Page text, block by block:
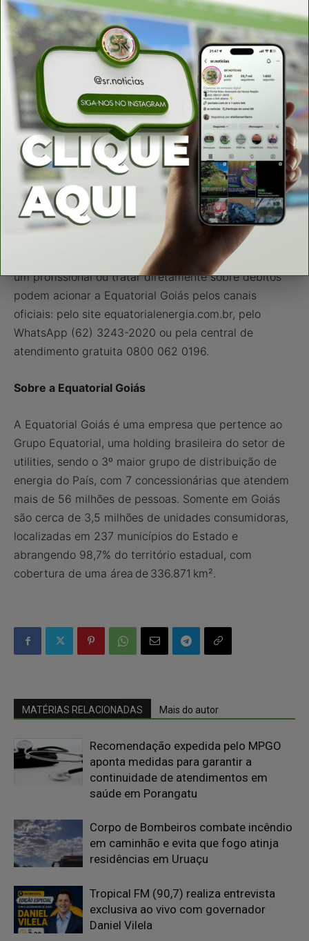
realizados serão sempre por meio de cartão de
crédito ou débito, nunca em dinheiro, e a entidade
que deve constar como recebedora do pagamento é
a própria Equatorial Goiás, uma informação que pode
ser conferida diretamente na fatura. Ao final da
negociação o consumidor tem direito ao comprovante
de pagamento emitido.
Qualquer abordagem que fuja a esses padrões deve
ser tratada com desconfiança.
Como entrar em contato com a Equatorial Goiás
Consumidores que queiram confirmar a identidade de
um profissional ou tratar diretamente sobre débitos
podem acionar a Equatorial Goiás pelos canais
oficiais: pelo site equatorialenergia.com.br, pelo
WhatsApp (62) 3243-2020 ou pela central de
atendimento gratuita 0800 062 0196.
Sobre a Equatorial Goiás
A Equatorial Goiás é uma empresa que pertence ao
Grupo Equatorial, uma holding brasileira do setor de
utilities, sendo o 3º maior grupo de distribuição de
energia do País, com 7 concessionárias que atendem
mais de 56 milhões de pessoas. Somente em Goiás
são cerca de 3,5 milhões de unidades consumidoras,
localizadas em 237 municípios do Estado e
abrangendo 98,7% do território estadual, com
cobertura de uma área de 336.871 km².
MATÉRIAS RELACIONADAS Mais do autor
Recomendação expedida pelo MPGO
aponta medidas para garantir a
continuidade de atendimentos em
saúde em Porangatu
Corpo de Bombeiros combate incêndio
em caminhão e evita que fogo atinja
residências em Uruaçu
Tropical FM (90,7) realiza entrevista
exclusiva ao vivo com governador
Daniel Vilela